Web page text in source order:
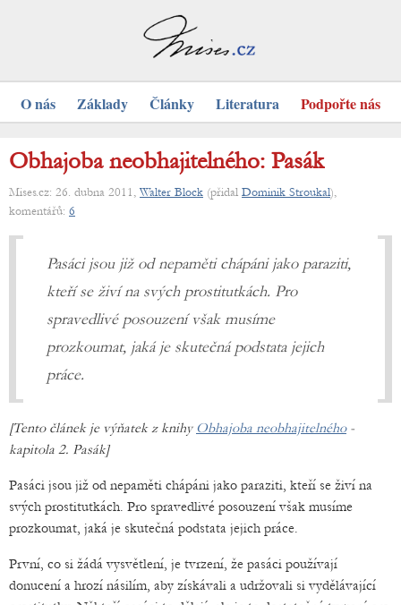
O nás Základy Články Literatura Podpořte nás
Obhajoba neobhajitelného: Pasák
Mises.cz: 26. dubna 2011, Walter Block (přidal Dominik Stroukal),
komentářů: 6
Pasáci jsou již od nepaměti chápáni jako paraziti,
kteří se živí na svých prostitutkách. Pro
spravedlivé posouzení však musíme
prozkoumat, jaká je skutečná podstata jejich
práce.
[Tento článek je výňatek z knihy Obhajoba neobhajitelného-
kapitola 2. Pasák]
Pasáci jsou již od nepaměti chápáni jako paraziti, kteří se živí na
svých prostitutkách. Pro spravedlivé posouzení však musíme
prozkoumat, jaká je skutečná podstata jejich práce.
První, co si žádá vysvětlení, je tvrzení, že pasáci používají
donucení a hrozí násilím, aby získávali a udržovali si vydělávající